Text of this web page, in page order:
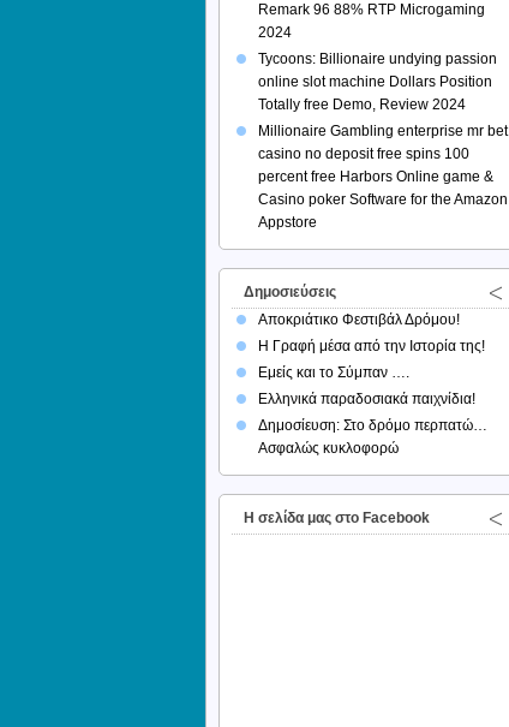
Remark 96 88% RTP Microgaming
2024
Tycoons: Billionaire undying passion
online slot machine Dollars Position
Totally free Demo, Review 2024
Millionaire Gambling enterprise mr bet
casino no deposit free spins 100
percent free Harbors Online game &
Casino poker Software for the Amazon
Appstore
Δημοσιεύσεις
Αποκριάτικο Φεστιβάλ Δρόμου!
Η Γραφή μέσα από την Ιστορία της!
Εμείς και το Σύμπαν ….
Ελληνικά παραδοσιακά παιχνίδια!
Δημοσίευση: Στο δρόμο περπατώ…
Ασφαλώς κυκλοφορώ
H σελίδα μας στο Facebook